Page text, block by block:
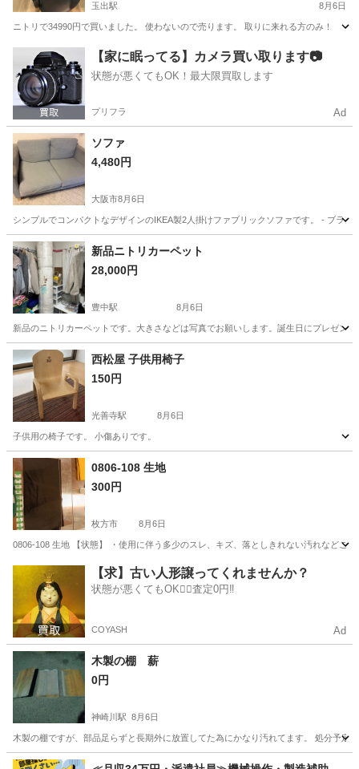
玉出駅 8月6日
ニトリで34990円で買いました。 使わないので売ります。 取りに来れる方のみ！
大阪市 玉出駅 椅子
【家に眠ってる】カメラ買い取ります📷
状態が悪くてもOK！最大限買取します
プリフラ Ad
ソファ
4,480円
大阪市8月6日
シンプルでコンパクトなデザインのIKEA製2人掛けファブリックソファです。 - ブラ
大阪 大阪市 ソファ
新品ニトリカーペット
28,000円
豊中駅 8月6日
新品のニトリカーペットです。大きさなどは写真でお願いします。誕生日にプレゼ
大阪 豊中市 豊中駅 カーペット/マット/ラグ
西松屋 子供用椅子
150円
光善寺駅 8月6日
子供用の椅子です。 小傷ありです。
大阪 枚方市 椅子
0806-108 生地
300円
枚方市 8月6日
0806-108 生地 【状態】 ・使用に伴う多少のスレ、キズ、落としきれない汚れなど
ファブリック、カバー 現地
【求】古い人形譲ってくれませんか？
状態が悪くてもOK🙆‍♀️査定0円‼️
COYASH Ad
木製の棚 薪
0円
神崎川駅 8月6日
木製の棚ですが、部品足らずと長期外に放置してた為にかなり汚れてます。 処分予定
大阪 豊中市 神崎川駅 収納家具 木製